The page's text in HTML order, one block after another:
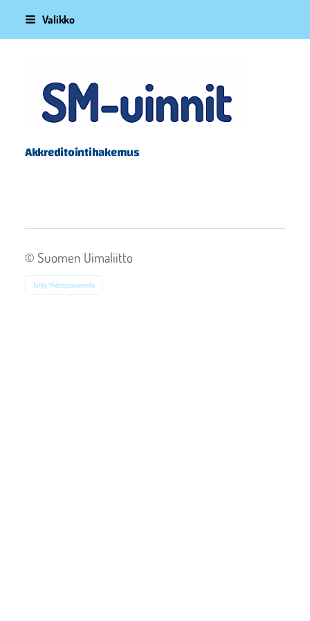
Siirry
Valikko
Suomen Uimaliitto
Akkreditointihakemus
© Suomen Uimaliitto
Tehty Yhdistysavaimella